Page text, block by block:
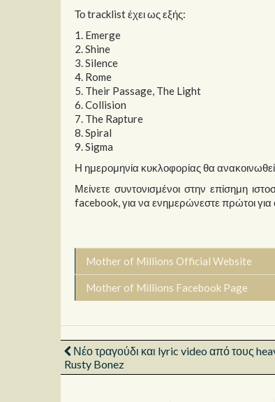
Το tracklist έχει ως εξής:
1. Emerge
2. Shine
3. Silence
4. Rome
5. Their Passage, The Light
6. Collision
7. The Rapture
8. Spiral
9. Sigma
Η ημερομηνία κυκλοφορίας θα
Μείνετε συντονισμένοι στην επίσημη
facebook, για να ενημερώνεστε πρώτοι για
Mother of Millions Official Website
Mother of Millions Facebook Page
Νέο τραγούδι και lyric video από τους
Rusty Bonez